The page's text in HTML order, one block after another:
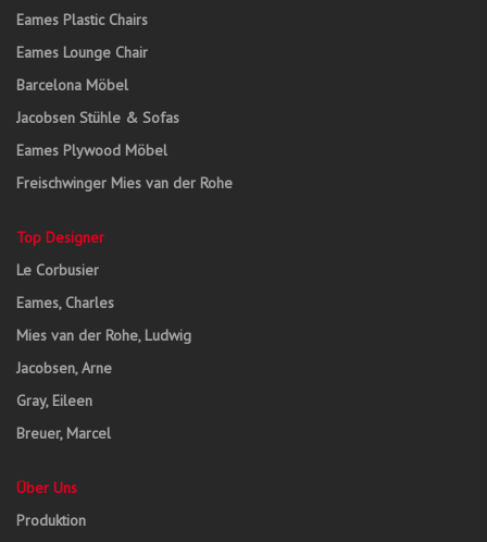
Eames Plastic Chairs
Eames Lounge Chair
Barcelona Möbel
Jacobsen Stühle & Sofas
Eames Plywood Möbel
Freischwinger Mies van der Rohe
Top Designer
Le Corbusier
Eames, Charles
Mies van der Rohe, Ludwig
Jacobsen, Arne
Gray, Eileen
Breuer, Marcel
Über Uns
Produktion